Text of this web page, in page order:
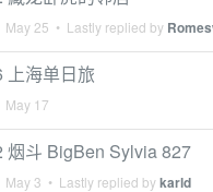
May 25 • Lastly replied by
上海单日旅
May 17
烟斗 BigBen Sylvia 827
May 3 • Lastly replied bykarld